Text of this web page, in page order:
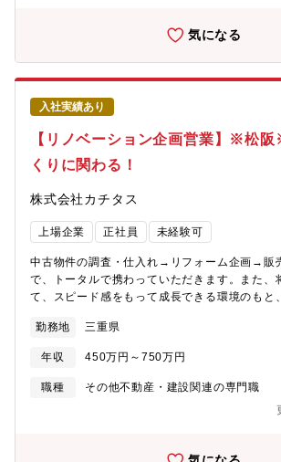
を直接感じることができるやりがいのある業務
はリクルート出身者が多く、変化と成長のスピ
スキルアップを図りたい方にはお勧めの環境
毎月3万円支給★マイカー通勤で営業でも使用
代、ETCカード、エコカー手当など多数福利厚
で最短で2年で店長になった方もいらっしゃい
修制度があるため未経験の方でも安心してご入
具体的には、店舗の先輩のOJT→一連の流れを
修を受講、専門的なマニュアル等、研修が充実
気になる
入社実績あり
【リノベーション企画営業】※松
くりに関わる！
株式会社カチタス
上場企業 正社員 未経験可
中古物件の調査・仕入れ→リフォーム企画→販
で、トータルで携わっていただきます。また、
て、スピード感をもって成長できる環境のもと
に赴き、「どのような方に住んでいただきたい
メージしながら中古物件の仕入れを行います。
画：お客様が住まいに求めることはなにかを考
ームのプランを立てていきます。(3)販売：自ら
力】★自身のアイディアを形にし、それを自ら
を直接感じることができるやりがいのある業務
勤務地 三重県
年収 450万円～750万円
職種
その他不動産・建設関連の専門職